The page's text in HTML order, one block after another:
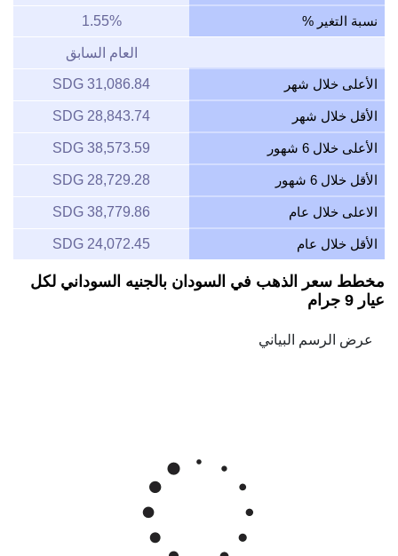
نسبة التغير % 1.55%
العام السابق
الأعلى خلال شهر 31,086.84 SDG
الأقل خلال شهر 28,843.74 SDG
الأعلى خلال 6 شهور 38,573.59 SDG
الأقل خلال 6 شهور 28,729.28 SDG
الاعلى خلال عام 38,779.86 SDG
الأقل خلال عام 24,072.45 SDG
مخطط سعر الذهب في السودان بالجنيه السوداني لكل
عيار 9 جرام